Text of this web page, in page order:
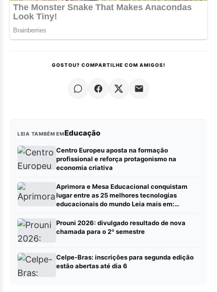
GOSTOU? COMPARTILHE COM AMIGOS!
LEIA TAMBÉM EMEducação
Centro Europeu aposta na formação
profissional e reforça protagonismo na
economia criativa
Aprimora e Mesa Educacional conquistam
lugar entre as 25 melhores tecnologias
educacionais do mundo Leia mais em:
pauta – Portalrbn)
Prouni 2026: divulgado resultado de nova
chamada para o 2º semestre
Celpe-Bras: inscrições para segunda edição
estão abertas até dia 6